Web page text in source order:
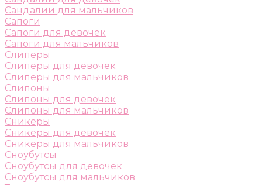
Сандалии для мальчиков
Сапоги
Сапоги для девочек
Сапоги для мальчиков
Слиперы
Слиперы для девочек
Слиперы для мальчиков
Слипоны
Слипоны для девочек
Слипоны для мальчиков
Сникеры
Сникеры для девочек
Сникеры для мальчиков
Сноубутсы
Сноубутсы для девочек
Сноубутсы для мальчиков